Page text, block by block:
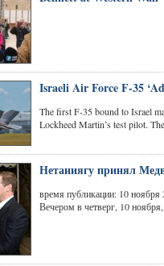
Israeli Air Force F-35
The first F-35 bound to Israel
Lockheed Martin’s test pilot.
Нетаниягу принял
время публикации: 10 ноября
Вечером в четверг, 10